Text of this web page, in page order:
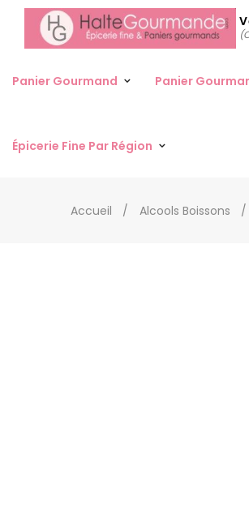
Panier Gourmand Panier
Épicerie Fine Par Région
Accueil Alcools Boissons